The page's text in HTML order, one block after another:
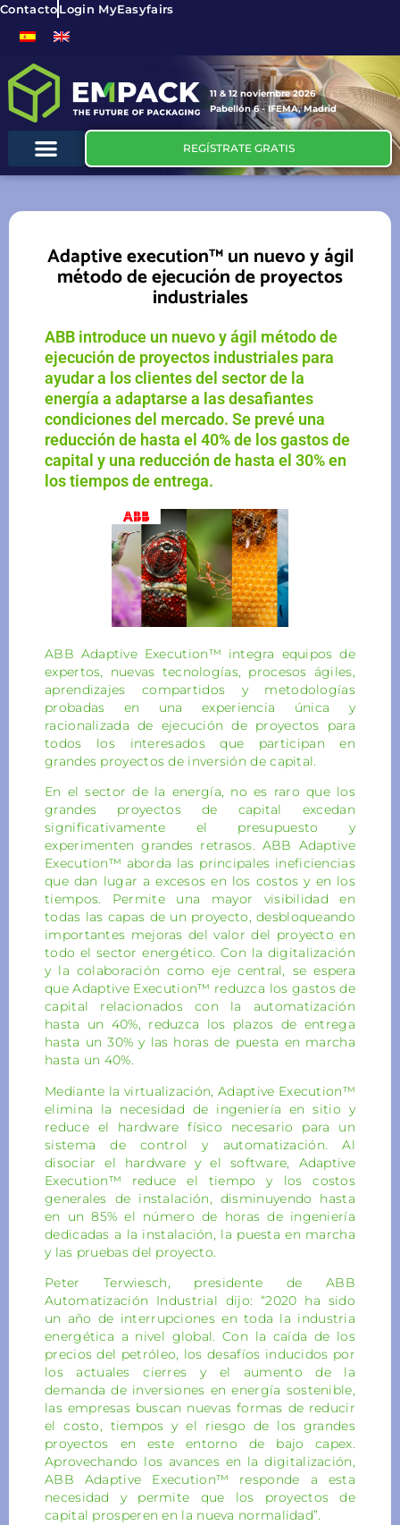
ContactoLogin MyEasyfairs
11 & 12 noviembre 2026
Pabellón 6 - IFEMA, Madrid
REGÍSTRATE GRATIS
Adaptive execution™ un nuevo y ágil
método de ejecución de proyectos
industriales
ABB introduce un nuevo y ágil método de
ejecución de proyectos industriales para
ayudar a los clientes del sector de la
energía a adaptarse a las desafiantes
condiciones del mercado. Se prevé una
reducción de hasta el 40% de los gastos de
capital y una reducción de hasta el 30% en
los tiempos de entrega.
ABB Adaptive Execution™ integra equipos de
expertos, nuevas tecnologías, procesos ágiles,
aprendizajes compartidos y metodologías
probadas en una experiencia única y
racionalizada de ejecución de proyectos para
todos los interesados que participan en
grandes proyectos de inversión de capital.
En el sector de la energía, no es raro que los
grandes proyectos de capital excedan
significativamente el presupuesto y
experimenten grandes retrasos. ABB Adaptive
Execution™ aborda las principales ineficiencias
que dan lugar a excesos en los costos y en los
tiempos. Permite una mayor visibilidad en
todas las capas de un proyecto, desbloqueando
importantes mejoras del valor del proyecto en
todo el sector energético. Con la digitalización
y la colaboración como eje central, se espera
que Adaptive Execution™ reduzca los gastos de
capital relacionados con la automatización
hasta un 40%, reduzca los plazos de entrega
hasta un 30% y las horas de puesta en marcha
hasta un 40%.
Mediante la virtualización, Adaptive Execution™
elimina la necesidad de ingeniería en sitio y
reduce el hardware físico necesario para un
sistema de control y automatización. Al
disociar el hardware y el software, Adaptive
Execution™ reduce el tiempo y los costos
generales de instalación, disminuyendo hasta
en un 85% el número de horas de ingeniería
dedicadas a la instalación, la puesta en marcha
y las pruebas del proyecto.
Peter Terwiesch, presidente de ABB
Automatización Industrial dijo: “2020 ha sido
un año de interrupciones en toda la industria
energética a nivel global. Con la caída de los
precios del petróleo, los desafíos inducidos por
los actuales cierres y el aumento de la
demanda de inversiones en energía sostenible,
las empresas buscan nuevas formas de reducir
el costo, tiempos y el riesgo de los grandes
proyectos en este entorno de bajo capex.
Aprovechando los avances en la digitalización,
ABB Adaptive Execution™ responde a esta
necesidad y permite que los proyectos de
capital prosperen en la nueva normalidad”.